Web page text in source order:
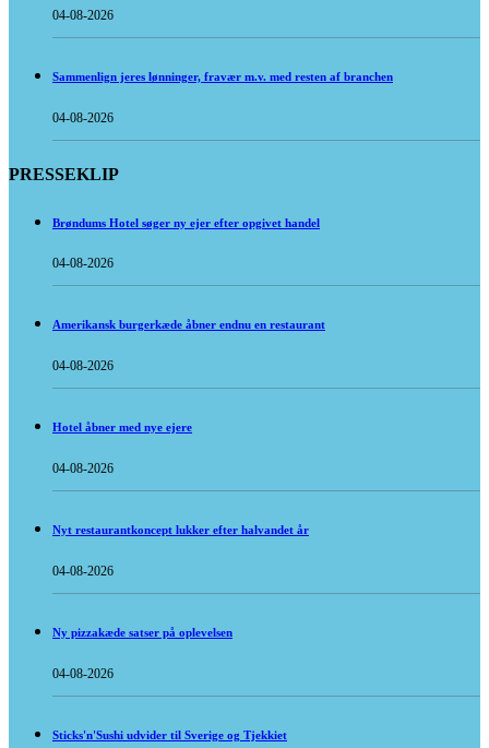
04-08-2026
Sammenlign jeres lønninger, fravær m.v. med resten af branchen
04-08-2026
PRESSEKLIP
Brøndums Hotel søger ny ejer efter opgivet handel
04-08-2026
Amerikansk burgerkæde åbner endnu en restaurant
04-08-2026
Hotel åbner med nye ejere
04-08-2026
Nyt restaurantkoncept lukker efter halvandet år
04-08-2026
Ny pizzakæde satser på oplevelsen
04-08-2026
Sticks'n'Sushi udvider til Sverige og Tjekkiet